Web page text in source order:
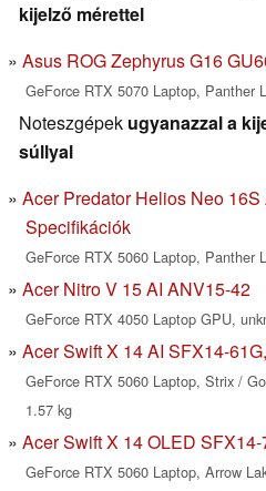
kijelző mérettel
Asus ROG Zephyrus G16
GeForce RTX 5070 Laptop, Panther
Noteszgépek ugyanazzal a
súllyal
Acer Predator Helios Neo
Specifikációk
GeForce RTX 5060 Laptop, Panther
Acer Nitro V 15 AI ANV15-42
GeForce RTX 4050 Laptop GPU,
Acer Swift X 14 AI SFX14-
GeForce RTX 5060 Laptop, Strix /
1.57 kg
Acer Swift X 14 OLED
GeForce RTX 5060 Laptop, Arrow